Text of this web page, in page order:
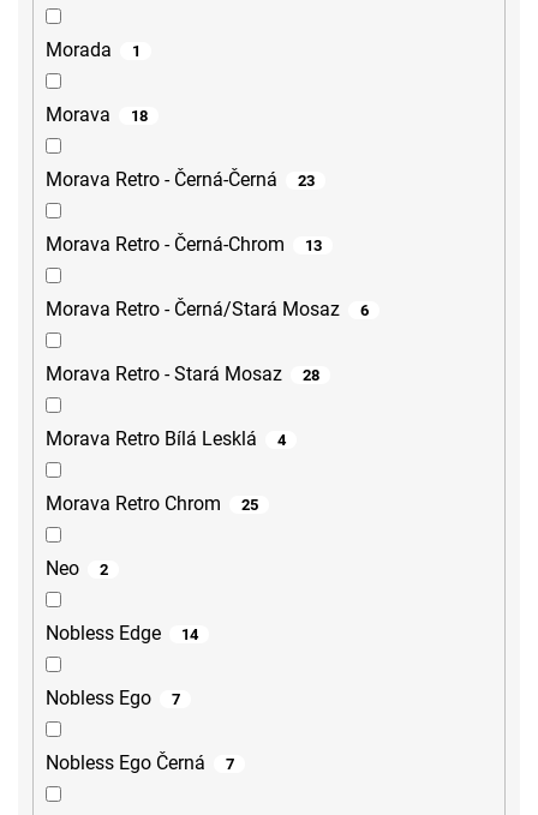
Morada 1
Morava 18
Morava Retro - Černá-Černá 23
Morava Retro - Černá-Chrom 13
Morava Retro - Černá/Stará Mosaz 6
Morava Retro - Stará Mosaz 28
Morava Retro Bílá Lesklá 4
Morava Retro Chrom 25
Neo 2
Nobless Edge 14
Nobless Ego 7
Nobless Ego Černá 7